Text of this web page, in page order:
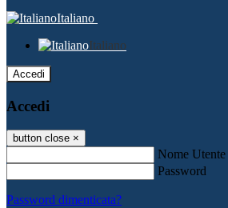
Italiano
Italiano
Accedi
Accedi
button close ×
Nome Utente
Password
Password dimenticata?